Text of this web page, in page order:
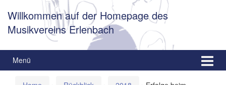
Willkommen auf der Homepage des
Musikvereins Erlenbach
Menü